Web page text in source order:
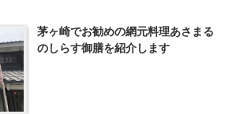
茅ヶ崎でお勧めの網元料理あさまる
のしらす御膳を紹介します